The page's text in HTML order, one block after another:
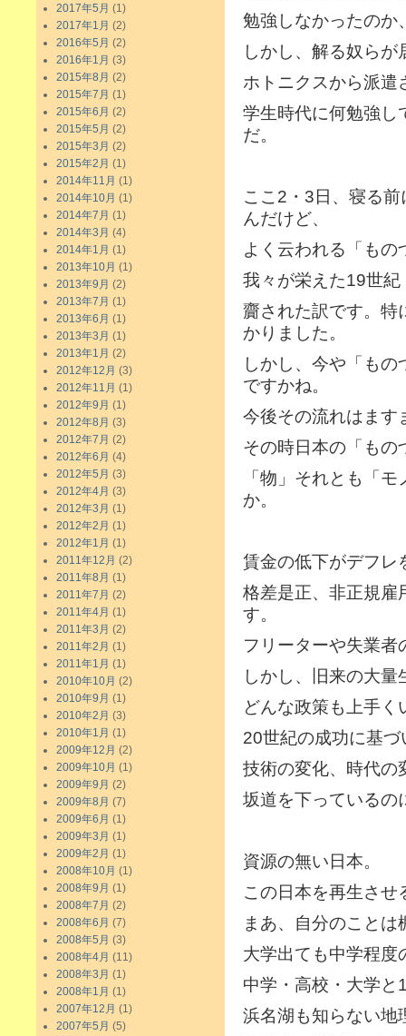
2017年5月 (1)
2017年1月 (2)
2016年5月 (2)
2016年1月 (3)
2015年8月 (2)
2015年7月 (1)
2015年6月 (2)
2015年5月 (2)
2015年3月 (2)
2015年2月 (1)
2014年11月 (1)
2014年10月 (1)
2014年7月 (1)
2014年3月 (4)
2014年1月 (1)
2013年10月 (1)
2013年9月 (2)
2013年7月 (1)
2013年6月 (1)
2013年3月 (1)
2013年1月 (2)
2012年12月 (3)
2012年11月 (1)
2012年9月 (1)
2012年8月 (3)
2012年7月 (2)
2012年6月 (4)
2012年5月 (3)
2012年4月 (3)
2012年3月 (1)
2012年2月 (1)
2012年1月 (1)
2011年12月 (2)
2011年8月 (1)
2011年7月 (2)
2011年4月 (1)
2011年3月 (2)
2011年2月 (1)
2011年1月 (1)
2010年10月 (2)
2010年9月 (1)
2010年2月 (3)
2010年1月 (1)
2009年12月 (2)
2009年10月 (1)
2009年9月 (2)
2009年8月 (7)
2009年6月 (1)
2009年3月 (1)
2009年2月 (1)
2008年10月 (1)
2008年9月 (1)
2008年7月 (2)
2008年6月 (7)
2008年5月 (3)
2008年4月 (11)
2008年3月 (1)
2008年1月 (1)
2007年12月 (1)
2007年5月 (5)
勉強しなかったのか
しかし、解る奴らが
ホトニクスから派遣
学生時代に何勉強し
だ。
ここ2・3日、寝る
んだけど、
よく云われる「もの
我々が栄えた19世
齎された訳です。特
かりました。
しかし、今や「も
ですかね。
今後その流れはます
その時日本の「もの
「物」それとも「
か。
賃金の低下がデフレ
格差是正、非正規雇
す。
フリーターや失業者
しかし、旧来の大
どんな政策も上手く
20世紀の成功に基
技術の変化、時代の
坂道を下っているの
資源の無い日本。
この日本を再生させ
まあ、自分のことは
大学出ても中学程度
中学・高校・大学と
浜名湖も知らない地